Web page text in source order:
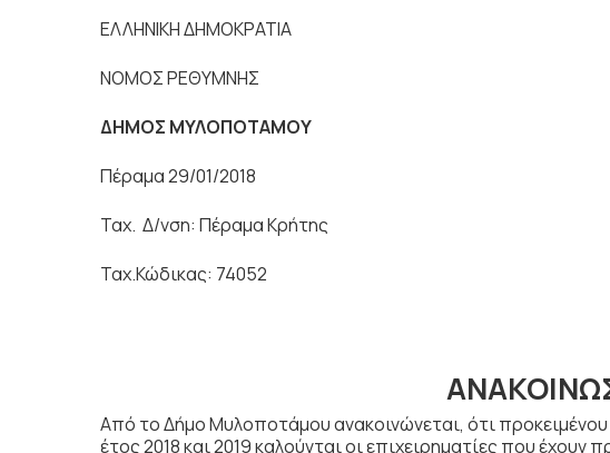
ΕΛΛΗΝΙΚΗ ΔΗΜΟΚΡΑΤΙΑ
ΝΟΜΟΣ ΡΕΘΥΜΝΗΣ
ΔΗΜΟΣ ΜΥΛΟΠΟΤΑΜΟΥ
Πέραμα 29/01/2018
Ταχ. Δ/νση: Πέραμα Κρήτης
Ταχ.Κώδικας: 74052
Από το Δήμο Μυλοποτάμου ανακοινώνεται, ότι
έτος 2018 και 2019 καλούνται οι επιχειρηματίες που